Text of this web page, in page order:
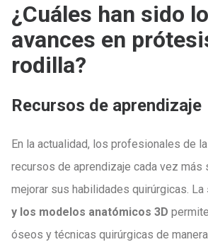
¿Cuáles han sido
avances en
rodilla?
Recursos de aprendizaje
En la actualidad, los profesionales de
recursos de aprendizaje cada vez
mejorar sus habilidades quirúrgicas. La
y los modelos anatómicos 3D
óseos y técnicas quirúrgicas de